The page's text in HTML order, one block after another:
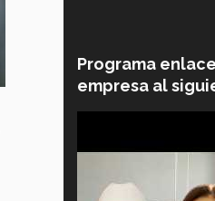
Programa
empresa al